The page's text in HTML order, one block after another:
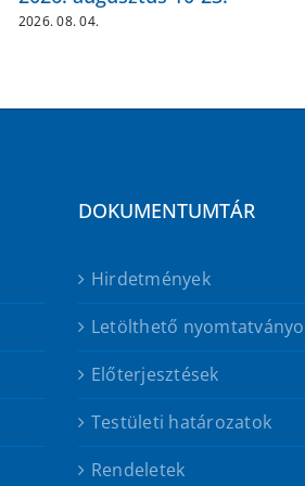
2026. 08. 04.
DOKUMENTUMTÁR
Hirdetmények
Letölthető
Előterjesztések
Testületi határozatok
Rendeletek